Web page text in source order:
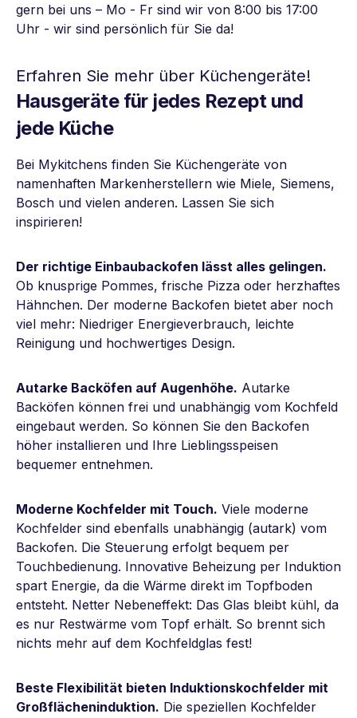
gern bei uns – Mo - Fr sind wir von 8:00 bis 17:00
Uhr - wir sind persönlich für Sie da!
Erfahren Sie mehr über Küchengeräte!
Hausgeräte für jedes Rezept und
jede Küche
Bei Mykitchens finden Sie Küchengeräte von
namenhaften Markenherstellern wie Miele, Siemens,
Bosch und vielen anderen. Lassen Sie sich
inspirieren!
Der richtige Einbaubackofen lässt alles gelingen.
Ob knusprige Pommes, frische Pizza oder herzhaftes
Hähnchen. Der moderne Backofen bietet aber noch
viel mehr: Niedriger Energieverbrauch, leichte
Reinigung und hochwertiges Design.
Autarke Backöfen auf Augenhöhe. Autarke
Backöfen können frei und unabhängig vom Kochfeld
eingebaut werden. So können Sie den Backofen
höher installieren und Ihre Lieblingsspeisen
bequemer entnehmen.
Moderne Kochfelder mit Touch. Viele moderne
Kochfelder sind ebenfalls unabhängig (autark) vom
Backofen. Die Steuerung erfolgt bequem per
Touchbedienung. Innovative Beheizung per Induktion
spart Energie, da die Wärme direkt im Topfboden
entsteht. Netter Nebeneffekt: Das Glas bleibt kühl, da
es nur Restwärme vom Topf erhält. So brennt sich
nichts mehr auf dem Kochfeldglas fest!
Beste Flexibilität bieten Induktionskochfelder mit
Großflächeninduktion. Die speziellen Kochfelder